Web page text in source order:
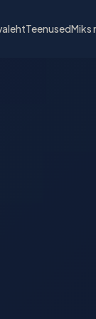
TeenusedMiks